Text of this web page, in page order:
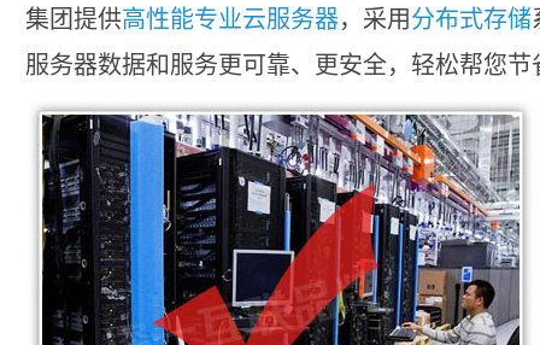
集团提供高性能专业云服务器，采用分布式存储
服务器数据和服务更可靠、更安全，轻松帮您节